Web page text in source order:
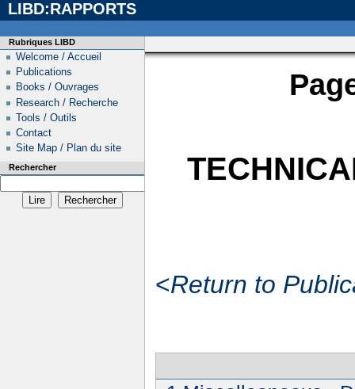
LIBD:RAPPORTS
<Return to
Rubriques LIBD
Welcome / Accueil
Publications
Books / Ouvrages
Research / Recherche
Tools / Outils
Contact
Site Map / Plan du site
Rechercher